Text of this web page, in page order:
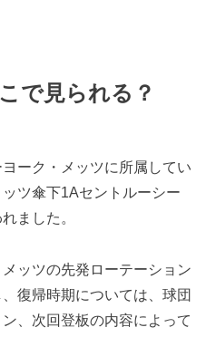
で見られる？
ーク・メッツに所属してい
ツ傘下1Aセントルーシー
ました。
ッツの先発ローテーション
復帰時期については、球団
、次回登板の内容によって